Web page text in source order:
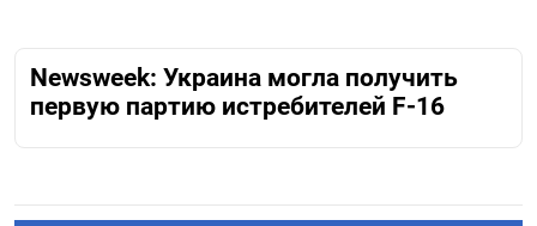
Newsweek: Украина могла получить
первую партию истребителей F-16